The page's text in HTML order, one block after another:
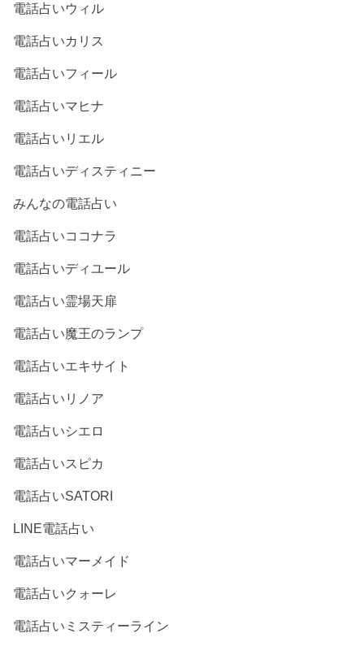
電話占いウィル
電話占いカリス
電話占いフィール
電話占いマヒナ
電話占いリエル
電話占いディスティニー
みんなの電話占い
電話占いココナラ
電話占いディユール
電話占い霊場天扉
電話占い魔王のランプ
電話占いエキサイト
電話占いリノア
電話占いシエロ
電話占いスピカ
電話占いSATORI
LINE電話占い
電話占いマーメイド
電話占いクォーレ
電話占いミスティーライン